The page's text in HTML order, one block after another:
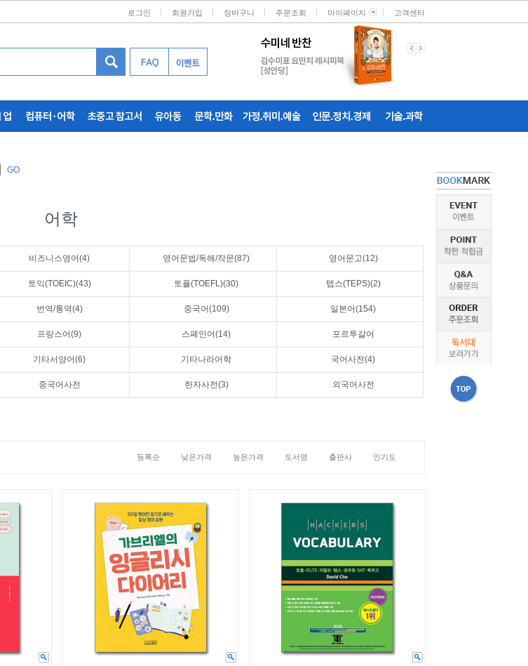
로그인 회원가입 장바구니 주문조회 마이페이지 고객센터
GO
어학
비즈니스영어(4) 영어문법/독해/작문(87) 영어문고(12)
토익(TOEIC)(43) 토플(TOEFL)(30) 텝스(TEPS)(2)
번역/통역(4) 중국어(109) 일본어(154)
프랑스어(9) 스페인어(14) 포르투갈어
기타서양어(6) 기타나라어학 국어사전(4)
중국어사전 한자사전(3) 외국어사전
등록순 낮은가격 높은가격 도서명 출판사 인기도